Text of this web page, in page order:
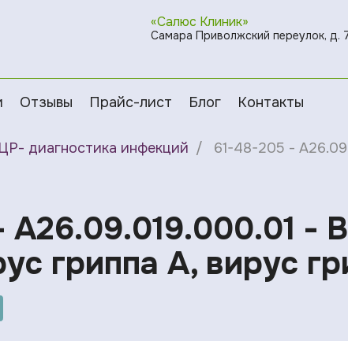
«Салюс Клиник»
Самара Приволжский переулок, д.
Отзывы Прайс-лист Блог Контакты
диагностика инфекций 61-48-205 -
-
гриппа А, вирус